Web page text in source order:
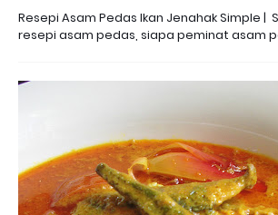
Resepi Asam Pedas Ikan Jenahak Simple |
resepi asam pedas, siapa peminat asam